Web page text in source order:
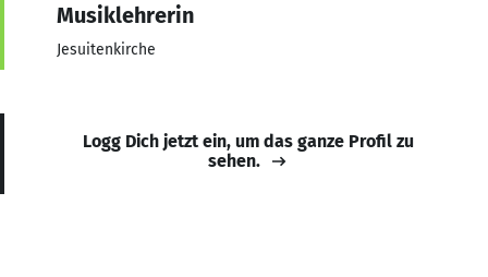
Musiklehrerin
Jesuitenkirche
Logg Dich jetzt ein, um das ganze Profil zu
sehen.